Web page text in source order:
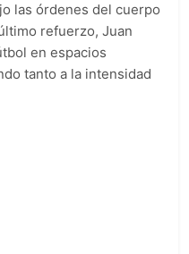
las órdenes del cuerpo
refuerzo, Juan
en espacios
tanto a la intensidad